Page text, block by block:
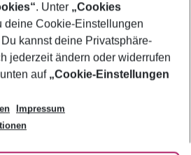
. Unter „Cookies
deine Cookie-Einstellungen
kannst deine Privatsphäre-
jederzeit ändern oder widerrufen
auf „Cookie-Einstellungen
Impressum